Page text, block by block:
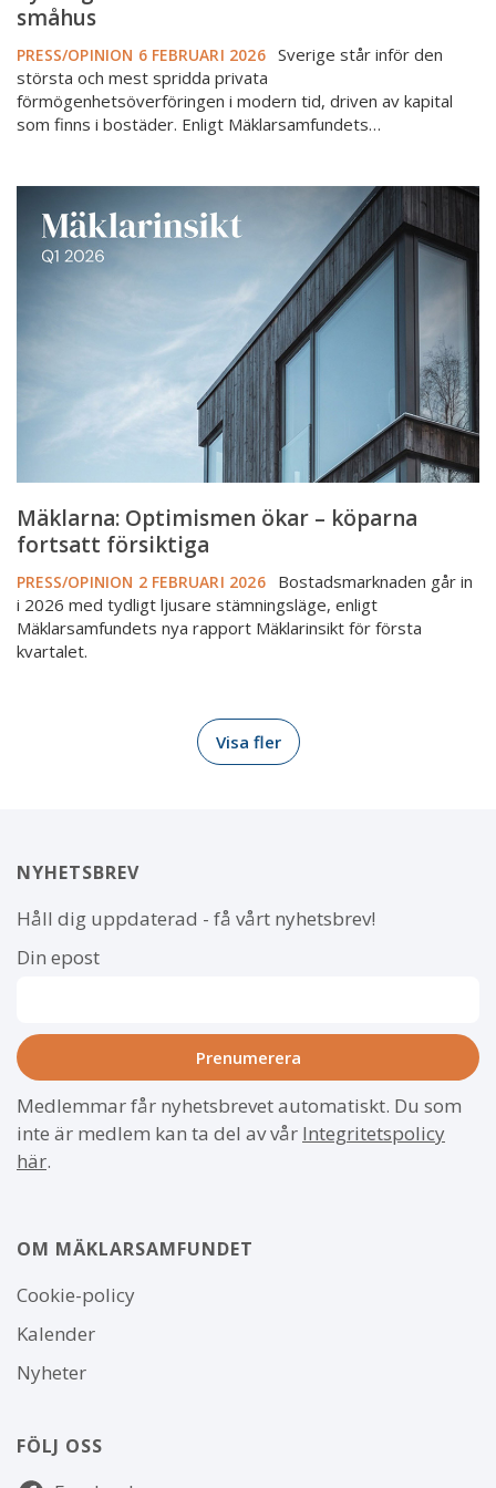
000
småhus
småhus
PRESS/OPINION 6 FEBRUARI 2026 Sverige står inför den
största och mest spridda privata
förmögenhetsöverföringen i modern tid, driven av kapital
som finns i bostäder. Enligt Mäklarsamfundets…
Mäklarna:
Optimismen
Mäklarna: Optimismen ökar – köparna
fortsatt försiktiga
PRESS/OPINION 2 FEBRUARI 2026
Bostadsmarknaden går in
i 2026 med tydligt ljusare stämningsläge, enligt
Mäklarsamfundets nya rapport Mäklarinsikt för första
kvartalet.
Visa fler
NYHETSBREV
Håll dig uppdaterad - få vårt nyhetsbrev!
Din epost
Medlemmar får nyhetsbrevet automatiskt. Du som
inte är medlem kan ta del av vår Integritetspolicy
här.
OM MÄKLARSAMFUNDET
Om
webbplatsen
Cookie-policy
Kalender
Nyheter
FÖLJ OSS